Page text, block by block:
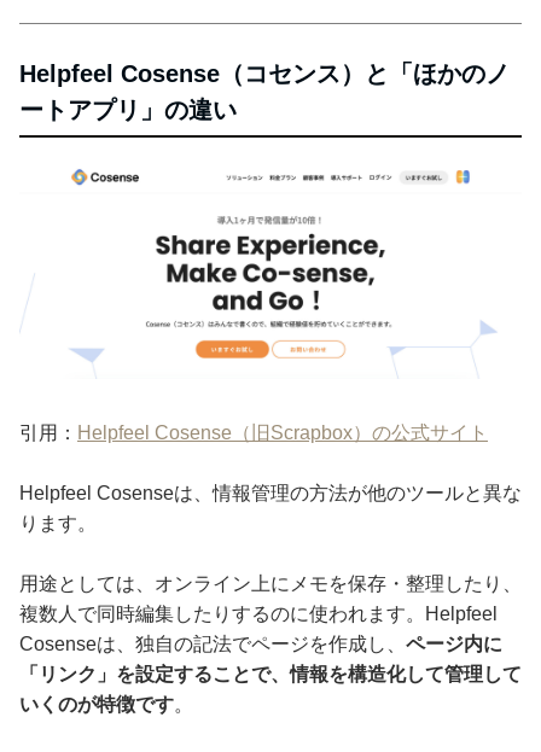
Helpfeel Cosense（コセンス）と「ほかのノ
ートアプリ」の違い
引用： Helpfeel Cosense（旧Scrapbox）の公式サイト
Helpfeel Cosenseは、情報管理の方法が他のツールと異な
ります。
用途としては、オンライン上にメモを保存・整理したり、
複数人で同時編集したりするのに使われます。Helpfeel
Cosenseは、独自の記法でページを作成し、 ページ内に
「リンク」を設定することで、情報を構造化して管理して
いくのが特徴です。